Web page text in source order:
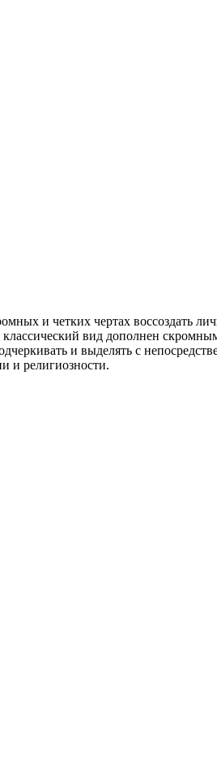
и четких чертах воссоздать
вид дополнен
и выделять с
и религиозности.